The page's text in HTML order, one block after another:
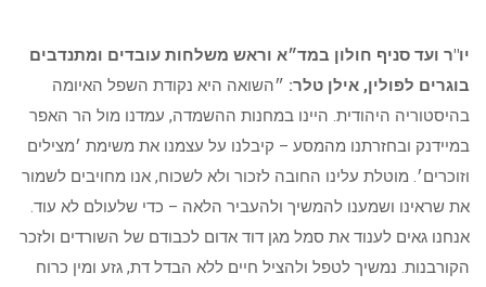
יו"ר ועד סניף חולון במד״א וראש משלחות עובדים ומתנדבים
בוגרים לפולין, אילן טלר: ״השואה היא נקודת השפל האיומה
בהיסטוריה היהודית. היינו במחנות ההשמדה, עמדנו מול הר האפר
במיידנק ובחזרתנו מהמסע – קיבלנו על עצמנו את משימת ׳מצילים
וזוכרים׳. מוטלת עלינו החובה לזכור ולא לשכוח, אנו מחויבים לשמור
את שראינו ושמענו להמשיך ולהעביר הלאה – כדי שלעולם לא עוד.
אנחנו גאים לענוד את סמל מגן דוד אדום לכבודם של השורדים ולזכר
הקורבנות. נמשיך לטפל ולהציל חיים ללא הבדל דת, גזע ומין כרוח